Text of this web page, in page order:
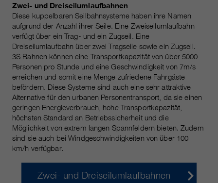
Zwei- und Dreiseilumlaufbahnen
Diese kuppelbaren Seilbahnsysteme haben ihre Namen
aufgrund der Anzahl ihrer Seile. Eine Zweiseilumlaufbahn
verfügt über ein Trag- und ein Zugseil. Eine
Dreiseilumlaufbahn über zwei Tragseile sowie ein Zugseil.
3S Bahnen können eine Transportkapazität von über 5000
Personen pro Stunde und eine Geschwindigkeit von 7m/s
erreichen und somit eine Menge zufriedene Fahrgäste
befördern. Diese Systeme sind auch eine sehr attraktive
Alternative für den urbanen Personentransport, da sie einen
geringen Energieverbrauch, hohe Transportkapazität,
höchsten Standard an Betriebssicherheit und die
Möglichkeit von extrem langen Spannfeldern bieten. Zudem
sind sie auch bei Windgeschwindigkeiten von über 100
km/h verfügbar.
Zwei- und Dreiseilumlaufbahnen